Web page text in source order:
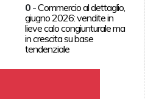
0 -Commercio al dettaglio,
giugno 2026: vendite in
lieve calo congiunturale ma
in crescita su base
tendenziale